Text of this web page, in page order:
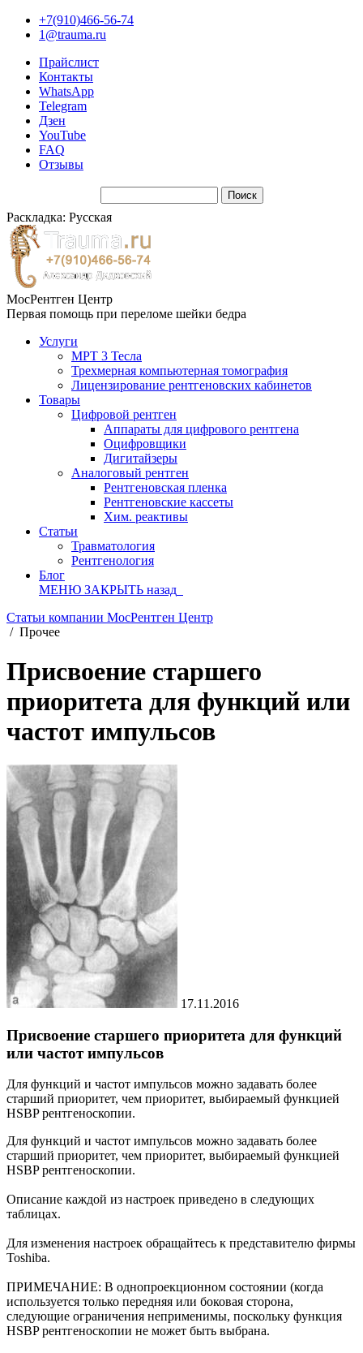
+7(910)466-56-74
1@trauma.ru
Прайслист
Контакты
WhatsApp
Telegram
Дзен
YouTube
FAQ
Отзывы
Раскладка: Русская
МосРентген Центр
Первая помощь при переломе шейки бедра
Услуги
МРТ 3 Тесла
Трехмерная компьютерная томография
Лицензирование рентгеновских кабинетов
Товары
Цифровой рентген
Аппараты для цифрового рентгена
Оцифровщики
Дигитайзеры
Аналоговый рентген
Рентгеновская пленка
Рентгеновские кассеты
Хим. реактивы
Статьи
Травматология
Рентгенология
Блог
МЕНЮ ЗАКРЫТЬ назад
Статьи компании МосРентген Центр
/ Прочее
Присвоение старшего
приоритета для функций или
частот импульсов
17.11.2016
Присвоение старшего приоритета для функций
или частот импульсов
Для функций и частот импульсов можно задавать более
старший приоритет, чем приоритет, выбираемый функцией
HSBP рентгеноскопии.
Для функций и частот импульсов можно задавать более
старший приоритет, чем приоритет, выбираемый функцией
HSBP рентгеноскопии.
Описание каждой из настроек приведено в следующих
таблицах.
Для изменения настроек обращайтесь к представителю фирмы
Toshiba.
ПРИМЕЧАНИЕ: В однопроекционном состоянии (когда
используется только передняя или боковая сторона,
следующие ограничения неприменимы, поскольку функция
HSBP рентгеноскопии не может быть выбрана.